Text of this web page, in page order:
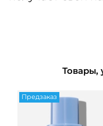
Товары,
Предзаказ